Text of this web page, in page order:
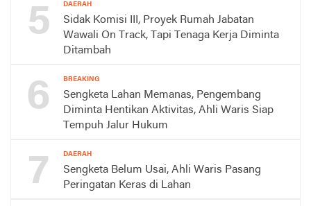
5 DAERAH
Sidak Komisi III, Proyek Rumah Jabatan
Wawali On Track, Tapi Tenaga Kerja Diminta
Ditambah
6 BREAKING
Sengketa Lahan Memanas, Pengembang
Diminta Hentikan Aktivitas, Ahli Waris Siap
Tempuh Jalur Hukum
7 DAERAH
Sengketa Belum Usai, Ahli Waris Pasang
Peringatan Keras di Lahan